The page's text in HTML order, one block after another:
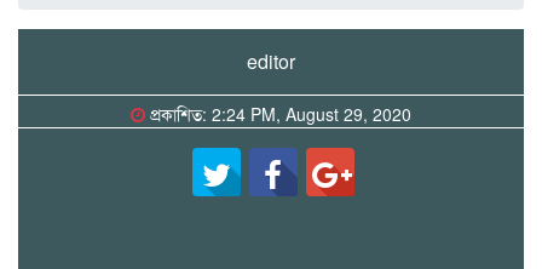
editor
প্রকাশিত: 2:24 PM, August 29, 2020